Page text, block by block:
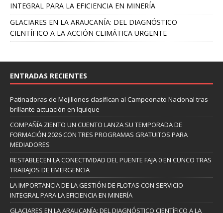
INTEGRAL PARA LA EFICIENCIA EN MINERÍA
GLACIARES EN LA ARAUCANÍA: DEL DIAGNÓSTICO
CIENTÍFICO A LA ACCIÓN CLIMÁTICA URGENTE
ENTRADAS RECIENTES
Patinadoras de Mejillones clasifican al Campeonato Nacional tras
brillante actuación en Iquique
COMPAÑÍA ZIENTO UN CUENTO LANZA SU TEMPORADA DE
FORMACIÓN 2026 CON TRES PROGRAMAS GRATUITOS PARA
MEDIADORES
RESTABLECEN LA CONECTIVIDAD DEL PUENTE FAJA 0 EN CUNCO TRAS
TRABAJOS DE EMERGENCIA
LA IMPORTANCIA DE LA GESTIÓN DE FLOTAS CON SERVICIO
INTEGRAL PARA LA EFICIENCIA EN MINERÍA
GLACIARES EN LA ARAUCANÍA: DEL DIAGNÓSTICO CIENTÍFICO A LA